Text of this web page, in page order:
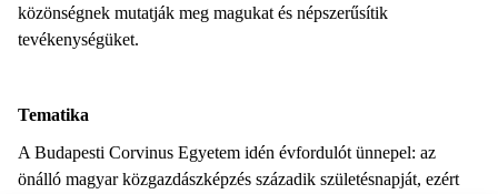
közönségnek mutatják meg magukat és népszerűsítik
tevékenységüket.
Tematika
A Budapesti Corvinus Egyetem idén​ évfordulót ünnepel: az
önálló magyar közgazdászképzés századik születésnapját, ezért